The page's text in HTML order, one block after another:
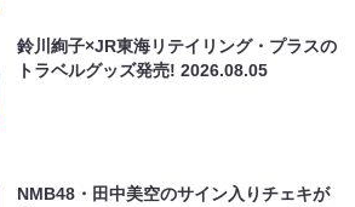
鈴川絢子×JR東海リテイリング・プラスの
トラベルグッズ発売!2026.08.05
NMB48・田中美空のサイン入りチェキが